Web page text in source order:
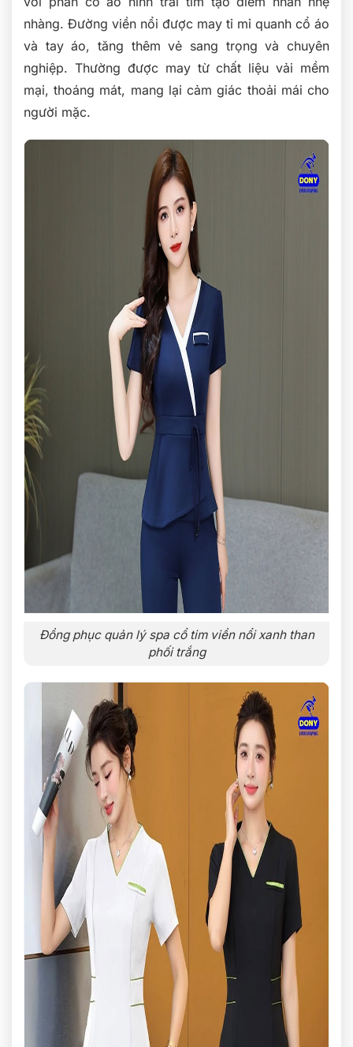
nhàng. Đường viền nổi được may tỉ mỉ quanh cổ áo
và tay áo, tăng thêm vẻ sang trọng và chuyên
nghiệp. Thường được may từ chất liệu vải mềm
mại, thoáng mát, mang lại cảm giác thoải mái cho
người mặc.
Đồng phục quản lý spa cổ tim viền nổi xanh than
phối trắng